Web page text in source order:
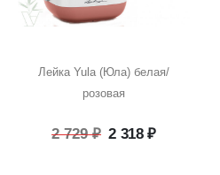
Лейка Yula (Юла) белая/
розовая
2 729₽ Первоначальная
2 318₽Текущая